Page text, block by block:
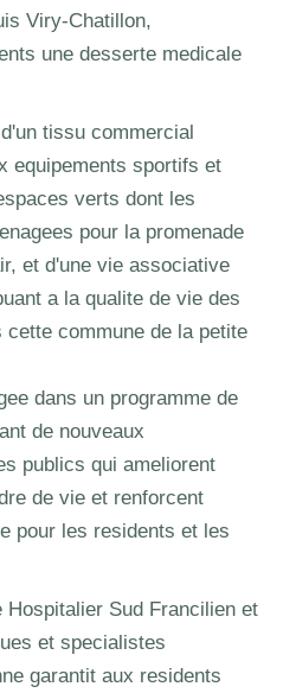
Viry-Chatillon,
une desserte medicale
tissu commercial
equipements sportifs et
verts dont les
pour la promenade
et d'une vie associative
a la qualite de vie des
commune de la petite
dans un programme de
de nouveaux
publics qui ameliorent
de vie et renforcent
pour les residents et les
Hospitalier Sud Francilien et
et specialistes
garantit aux residents